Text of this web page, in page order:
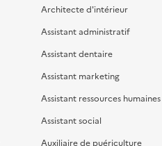
Architecte d'intérieur
Assistant administratif
Assistant dentaire
Assistant marketing
Assistant ressources humaines
Assistant social
Auxiliaire de puériculture